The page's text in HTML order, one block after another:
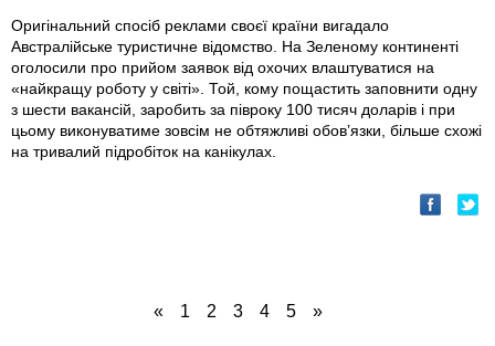
Оригінальний спосіб реклами своєї країни вигадало
Австралійське туристичне відомство. На Зеленому континенті
оголосили про прийом заявок від охочих влаштуватися на
«найкращу роботу у світі». Той, кому пощастить заповнити одну
з шести вакансій, заробить за півроку 100 тисяч доларів і при
цьому виконуватиме зовсім не обтяжливі обов’язки, більше схожі
на тривалий підробіток на канікулах.
« 1 2 3 4 5 »